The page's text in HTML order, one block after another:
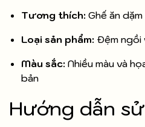
Tương thích: Ghế ăn
Loại sản phẩm: Đệm ngồi
Màu sắc: Nhiều màu và
bản
Hướng dẫn